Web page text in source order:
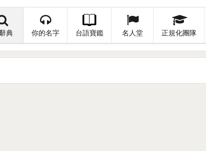
典 你的名字 台語寶鑑 名人堂 正規化團隊